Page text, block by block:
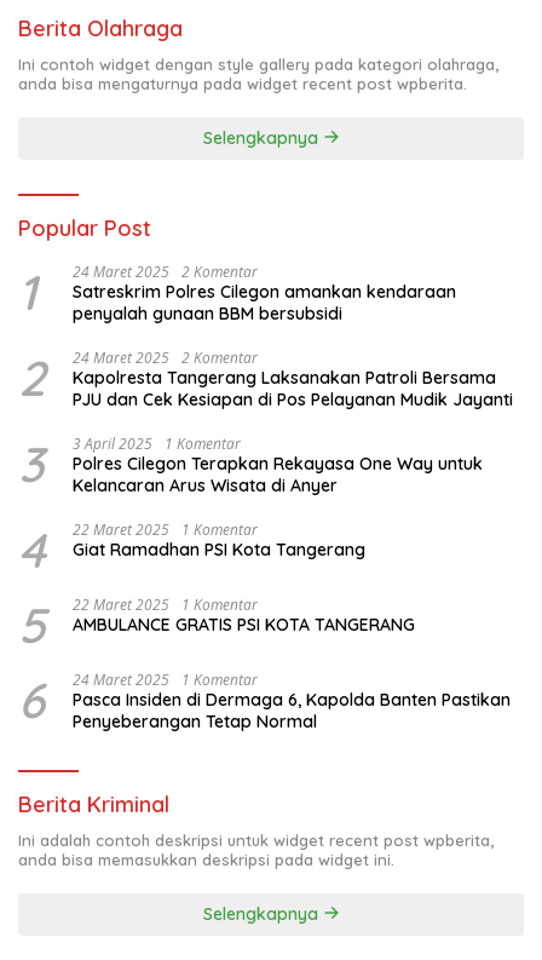
Berita Olahraga
Ini contoh widget dengan style gallery pada kategori olahraga,
anda bisa mengaturnya pada widget recent post wpberita.
Selengkapnya
Popular Post
1 24 Maret 2025 2 Komentar
Satreskrim Polres Cilegon amankan kendaraan
penyalah gunaan BBM bersubsidi
2 24 Maret 2025 2 Komentar
Kapolresta Tangerang Laksanakan Patroli Bersama
PJU dan Cek Kesiapan di Pos Pelayanan Mudik Jayanti
3 3 April 2025 1 Komentar
Polres Cilegon Terapkan Rekayasa One Way untuk
Kelancaran Arus Wisata di Anyer
4 22 Maret 2025 1 Komentar
Giat Ramadhan PSI Kota Tangerang
5 22 Maret 2025 1 Komentar
AMBULANCE GRATIS PSI KOTA TANGERANG
6 24 Maret 2025 1 Komentar
Pasca Insiden di Dermaga 6, Kapolda Banten Pastikan
Penyeberangan Tetap Normal
Berita Kriminal
Ini adalah contoh deskripsi untuk widget recent post wpberita,
anda bisa memasukkan deskripsi pada widget ini.
Selengkapnya